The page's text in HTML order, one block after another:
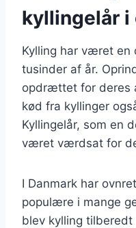
kyllingelår i
Kylling har været en
tusinder af år.
opdrættet for deres
kød fra kyllinger
Kyllingelår, som en
været værdsat for
I Danmark har
populære i mange
blev kylling